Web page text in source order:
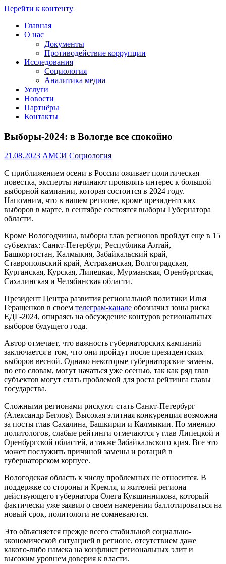
Перейти к контенту
Проведение
социологических
мониторинговых
исследований
+7(8172)
amsi.2015@mail.ru
Главная
О нас
Документы
Противодействие коррупции
Исследования
Социология
Аналитика медиа
Услуги
Новости
Партнёры
Контакты
Выборы-2024: в Вологде все спокойно
21.08.2023 АМСИ Социология
С приближением осени в России оживает политическая
повестка, эксперты начинают проявлять интерес к большой
выборной кампании, которая состоится в 2024 году.
Напомним, что в нашем регионе, кроме президентских
выборов в марте, в сентябре состоятся выборы Губернатора
области.
Кроме Вологодчины, выборы глав регионов пройдут еще в 15
субъектах: Санкт-Петербург, Республика Алтай,
Башкортостан, Калмыкия, Забайкальский край,
Ставропольский край, Астраханская, Волгоградская,
Курганская, Курская, Липецкая, Мурманская, Оренбургская,
Сахалинская и Челябинская области.
Президент Центра развития региональной политики Илья
Геращенков в своем телеграм-канале обозначил зоны риска
ЕДГ-2024, опираясь на обсуждение контуров региональных
выборов будущего года.
Автор отмечает, что важность губернаторских кампаний
заключается в том, что они пройдут после президентских
выборов весной. Однако некоторые губернаторские замены,
по его словам, могут начаться уже осенью, так как ряд глав
субъектов могут стать проблемой для роста рейтинга главы
государства.
Сложными регионами рискуют стать Санкт-Петербург
(Александр Беглов). Высокая элитная конкуренция возможна
за посты глав Сахалина, Башкирии и Калмыкии. По мнению
политологов, слабые рейтинги отмечаются у глав Липецкой и
Оренбургской областей, а также Забайкальского края. Все это
может послужить причиной замены и ротаций в
губернаторском корпусе.
Вологодская область к числу проблемных не относится. В
поддержке со стороны и Кремля, и жителей региона
действующего губернатора Олега Кувшинникова, который
фактически уже заявил о своем намерении баллотироваться на
новый срок, политологи не сомневаются.
Это объясняется прежде всего стабильной социально-
экономической ситуацией в регионе, отсутствием даже
какого-либо намека на конфликт региональных элит и
высоким уровнем доверия к власти.